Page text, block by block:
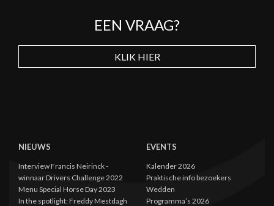
EEN VRAAG?
KLIK HIER
NIEUWS
Interview Francis Neirinck -
winnaar Drivers Challenge 2022
Menu Special Horse Day 2023
In the spotlight: Freddy Mestdagh
EVENTS
Kalender 2026
Praktische info bezoekers
Wedden
Programma’s 2026